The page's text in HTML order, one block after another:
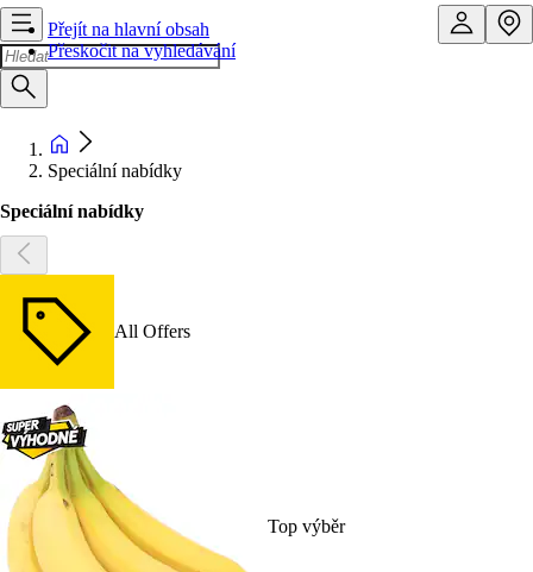
Přejít na hlavní obsah
Přeskočit na vyhledávání
Speciální nabídky
Speciální nabídky
All Offers
Top výběr